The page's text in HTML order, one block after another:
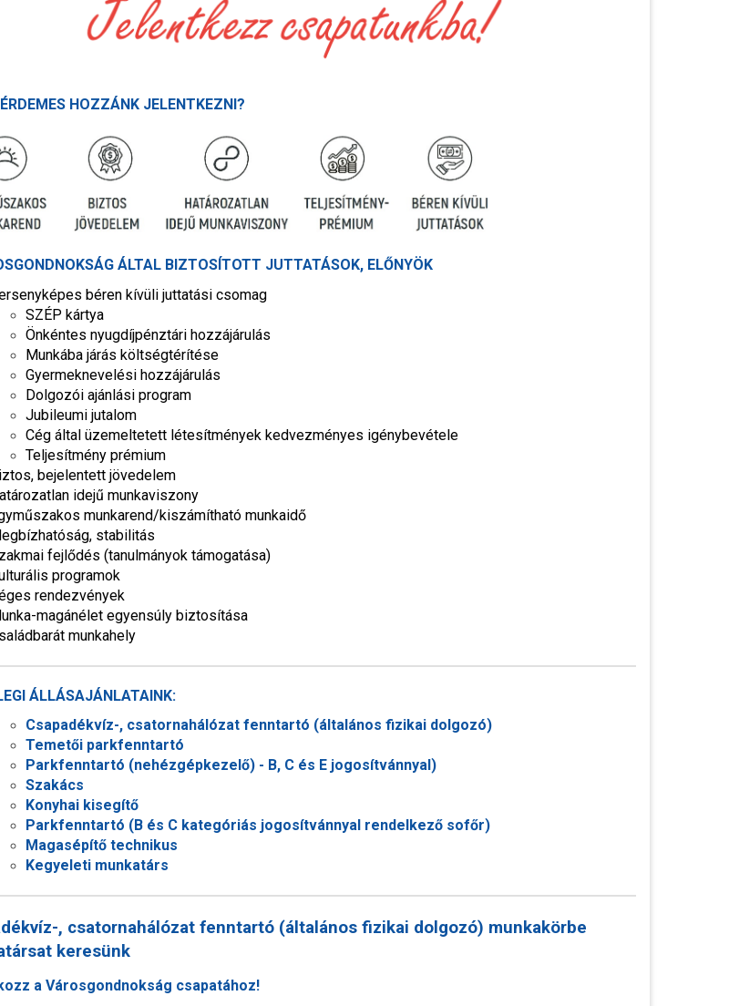
HOZZÁNK JELENTKEZNI?
ÁLTAL BIZTOSÍTOTT JUTTATÁSOK, ELŐNYÖK
béren kívüli juttatási csomag
SZÉP kártya
Önkéntes nyugdíjpénztári hozzájárulás
Munkába járás költségtérítése
Gyermeknevelési hozzájárulás
Dolgozói ajánlási program
Jubileumi jutalom
Cég által üzemeltetett létesítmények kedvezményes igénybevétele
Teljesítmény prémium
bejelentett jövedelem
idejű munkaviszony
munkarend/kiszámítható munkaidő
stabilitás
fejlődés (tanulmányok támogatása)
programok
rendezvények
magánélet egyensúly biztosítása
munkahely
ÁLLÁSAJÁNLATAINK:
Csapadékvíz-, csatornahálózat fenntartó (általános fizikai dolgozó)
Temetői parkfenntartó
Parkfenntartó (nehézgépkezelő) - B, C és E jogosítvánnyal)
Szakács
Konyhai kisegítő
Parkfenntartó (B és C kategóriás jogosítvánnyal rendelkező sofőr)
Magasépítő technikus
Kegyeleti munkatárs
, csatornahálózat fenntartó (általános fizikai dolgozó) munkakörbe
keresünk
a Városgondnokság csapatához!